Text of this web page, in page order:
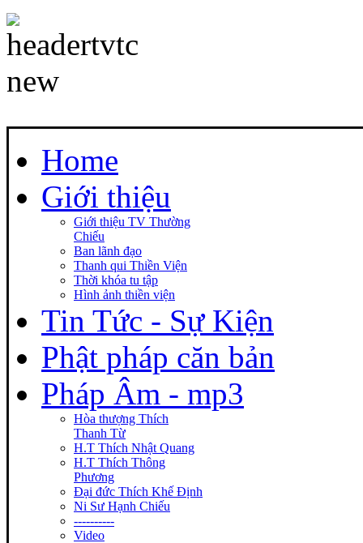
Home
Giới thiệu
Giới thiệu TV Thường
Chiếu
Ban lãnh đạo
Thanh qui Thiền Viện
Thời khóa tu tập
Hình ảnh thiền viện
Tin Tức - Sự Kiện
Phật pháp căn bản
Pháp Âm - mp3
Hòa thượng Thích
Thanh Từ
H.T Thích Nhật Quang
H.T Thích Thông
Phương
Đại đức Thích Khế Định
Ni Sư Hạnh Chiếu
----------
Video